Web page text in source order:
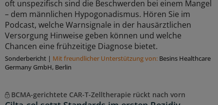
oft unspezifisch sind die Beschwerden bei einem Mangel
– dem männlichen Hypogonadismus. Hören Sie im
Podcast, welche Warnsignale in der hausärztlichen
Versorgung Hinweise geben können und welche
Chancen eine frühzeitige Diagnose bietet.
Sonderbericht | Mit freundlicher Unterstützung von: Besins Healthcare
Germany GmbH, Berlin
BCMA-gerichtete CAR-T-Zelltherapie rückt nach vorn